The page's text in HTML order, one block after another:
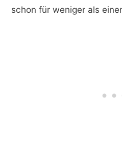
schon für weniger als